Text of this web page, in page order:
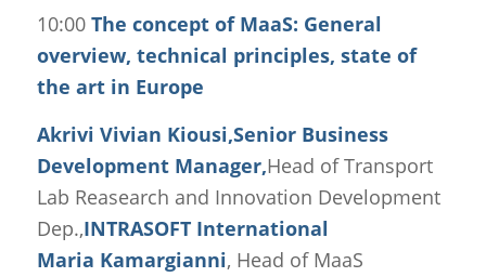
10:00 The concept of MaaS: General
overview, technical principles, state of
the art in Europe
Akrivi Vivian Kiousi,Senior Business
Development Manager,Head of Transport
Lab Reasearch and Innovation Development
Dep.,INTRASOFT International
Maria Kamargianni, Head of MaaS